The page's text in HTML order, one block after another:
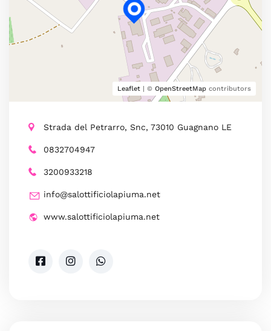
Leaflet | © OpenStreetMap contributors
Strada del Petrarro, Snc, 73010 Guagnano LE
0832704947
3200933218
info@salottificiolapiuma.net
www.salottificiolapiuma.net